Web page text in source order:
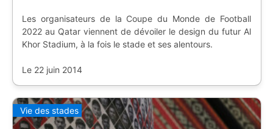
Les organisateurs de la Coupe du Monde de Football
2022 au Qatar viennent de dévoiler le design du futur Al
Khor Stadium, à la fois le stade et ses alentours.
Le 22 juin 2014
Vie des stades